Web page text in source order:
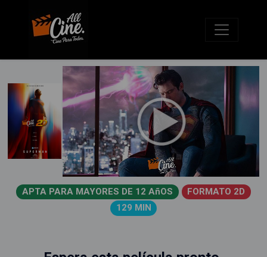
APTA PARA MAYORES DE 12 AñOS
FORMATO 2D
129 MIN